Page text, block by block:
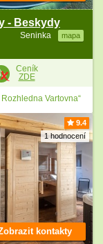
- Beskydy
Seninka mapa
Ceník
ZDE
Vartovna“
9.4
1 hodnocení
kontakty